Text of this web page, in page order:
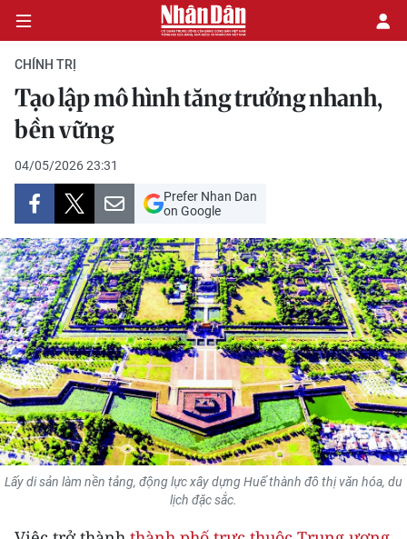
CHÍNH TRỊ
KINH TẾ
VĂN HÓA
XÃ HỘI
PHÁP LUẬT
DU LỊCH
THẾ GIỚI
THỂ THAO
GIÁO DỤC
CHÍNH TRỊ
Tạo lập mô hình tăng trưởng nhanh,
bền vững
04/05/2026 23:31
Prefer Nhan Dan
on Google
Lấy di sản làm nền tảng, động lực xây dựng Huế thành đô thị văn hóa, du
lịch đặc sắc.